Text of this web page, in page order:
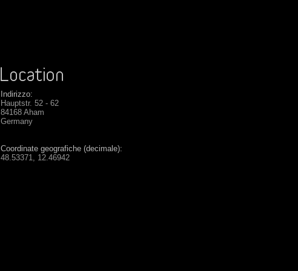
Indirizzo:
Hauptstr. 52 - 62
84168 Aham
Germany
Coordinate geografiche (decimale):
48.53371, 12.46942